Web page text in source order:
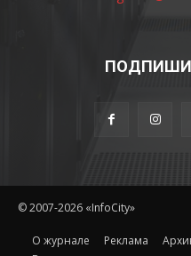
© 2007-2026 «InfoCity»
O журнале Реклама